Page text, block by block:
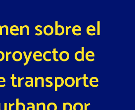
sobre el
de
transporte